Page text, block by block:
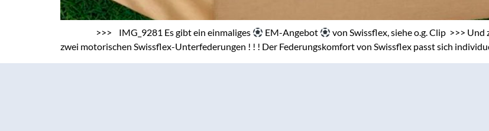
>>> IMG_9281 Es gibt ein einmaliges EM-Angebot
von Swissflex, siehe o.g. Clip >>>
zwei motorischen Swissflex-Unterfederungen ! ! ! Der Federungskomfort von Swissflex passt sich